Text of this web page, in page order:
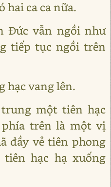
hai ca ca nữa.
Đức vẫn ngồi như
tiếp tục ngồi trên
hạc vang lên.
một tiên hạc
trên là một vị
đầy vẻ tiên phong
hạc hạ xuống